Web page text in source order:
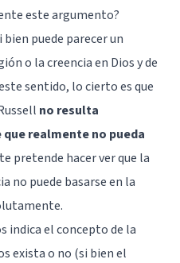
este argumento?
bien puede parecer un
o la creencia en Dios y de
sentido, lo cierto es que
no resulta
realmente no pueda
pretende hacer ver que la
no puede basarse en la
indica el concepto de la
exista o no (si bien el